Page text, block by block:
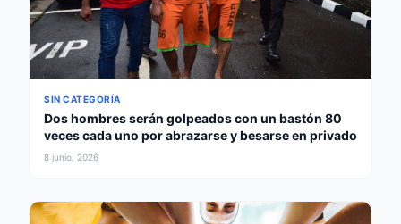
SIN CATEGORÍA
Dos hombres serán golpeados con un bastón 80
veces cada uno por abrazarse y besarse en privado
8 junio, 2026